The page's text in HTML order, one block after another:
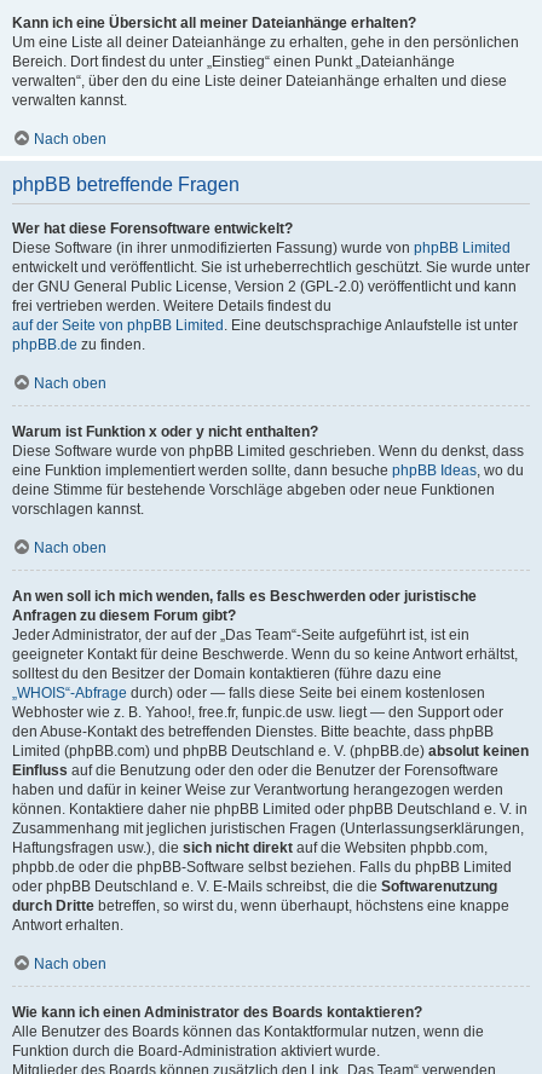
Kann ich eine Übersicht all meiner Dateianhänge erhalten?
Um eine Liste all deiner Dateianhänge zu erhalten, gehe in den persönlichen
Bereich. Dort findest du unter „Einstieg“ einen Punkt „Dateianhänge
verwalten“, über den du eine Liste deiner Dateianhänge erhalten und diese
verwalten kannst.
Nach oben
phpBB betreffende Fragen
Wer hat diese Forensoftware entwickelt?
Diese Software (in ihrer unmodifizierten Fassung) wurde von phpBB Limited
entwickelt und veröffentlicht. Sie ist urheberrechtlich geschützt. Sie wurde unter
der GNU General Public License, Version 2 (GPL-2.0) veröffentlicht und kann
frei vertrieben werden. Weitere Details findest du
auf der Seite von phpBB Limited . Eine deutschsprachige Anlaufstelle ist unter
phpBB.de zu finden.
Nach oben
Warum ist Funktion x oder y nicht enthalten?
Diese Software wurde von phpBB Limited geschrieben. Wenn du denkst, dass
eine Funktion implementiert werden sollte, dann besuche phpBB Ideas, wo du
deine Stimme für bestehende Vorschläge abgeben oder neue Funktionen
vorschlagen kannst.
Nach oben
An wen soll ich mich wenden, falls es Beschwerden oder juristische
Anfragen zu diesem Forum gibt?
Jeder Administrator, der auf der „Das Team“-Seite aufgeführt ist, ist ein
geeigneter Kontakt für deine Beschwerde. Wenn du so keine Antwort erhältst,
solltest du den Besitzer der Domain kontaktieren (führe dazu eine
„WHOIS“-Abfrage durch) oder — falls diese Seite bei einem kostenlosen
Webhoster wie z. B. Yahoo!, free.fr, funpic.de usw. liegt — den Support oder
den Abuse-Kontakt des betreffenden Dienstes. Bitte beachte, dass phpBB
Limited (phpBB.com) und phpBB Deutschland e. V. (phpBB.de) absolut keinen
Einfluss auf die Benutzung oder den oder die Benutzer der Forensoftware
haben und dafür in keiner Weise zur Verantwortung herangezogen werden
können. Kontaktiere daher nie phpBB Limited oder phpBB Deutschland e. V. in
Zusammenhang mit jeglichen juristischen Fragen (Unterlassungserklärungen,
Haftungsfragen usw.), die sich nicht direkt auf die Websiten phpbb.com,
phpbb.de oder die phpBB-Software selbst beziehen. Falls du phpBB Limited
oder phpBB Deutschland e. V. E-Mails schreibst, die die Softwarenutzung
durch Dritte betreffen, so wirst du, wenn überhaupt, höchstens eine knappe
Antwort erhalten.
Nach oben
Wie kann ich einen Administrator des Boards kontaktieren?
Alle Benutzer des Boards können das Kontaktformular nutzen, wenn die
Funktion durch die Board-Administration aktiviert wurde.
Mitglieder des Boards können zusätzlich den Link „Das Team“ verwenden.